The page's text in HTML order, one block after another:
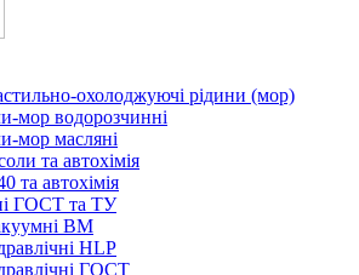
охолоджуючі рідини (мор)
мор водорозчинні
мор масляні
та автохімія
та автохімія
ГОСТ та ТУ
ВМ
HLP
ГОСТ